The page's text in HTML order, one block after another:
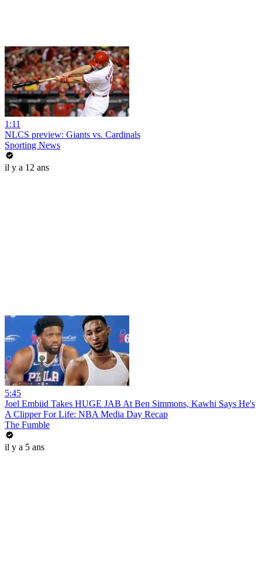
1:11
NLCS preview: Giants vs. Cardinals
Sporting News
il y a 12 ans
5:45
Joel Embiid Takes HUGE JAB At Ben Simmons, Kawhi Says He's
A Clipper For Life: NBA Media Day Recap
The Fumble
il y a 5 ans